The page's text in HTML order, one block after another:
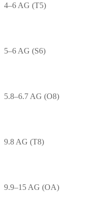
4–6 AG (T5)
5–6 AG (S6)
5.8–6.7 AG (O8)
9.8 AG (T8)
9.9–15 AG (OA)